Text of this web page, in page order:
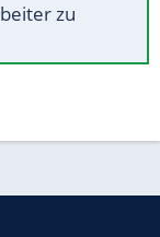
zu